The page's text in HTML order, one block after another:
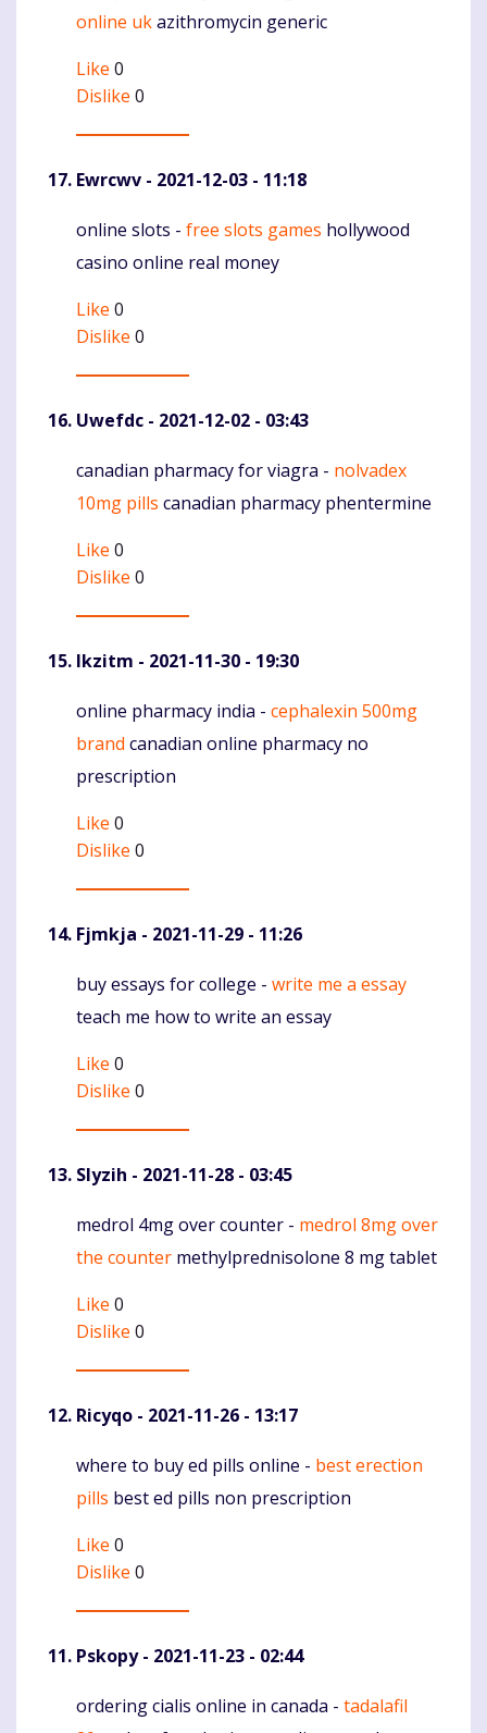
online ukazithromycin generic
Like 0
Dislike 0
Ewrcwv - 2021-12-03 - 11:18
Komentaras
online slots - free slots games hollywood
casino online real money
Like 0
Dislike 0
Uwefdc - 2021-12-02 - 03:43
Komentaras
canadian pharmacy for viagra - nolvadex
10mg pills canadian pharmacy phentermine
Like 0
Dislike 0
Ikzitm - 2021-11-30 - 19:30
Komentaras
online pharmacy india - cephalexin 500mg
brand canadian online pharmacy no
prescription
Like 0
Dislike 0
Fjmkja - 2021-11-29 - 11:26
Komentaras
buy essays for college - write me a essay
teach me how to write an essay
Like 0
Dislike 0
Slyzih - 2021-11-28 - 03:45
Komentaras
medrol 4mg over counter - medrol 8mg over
the counter methylprednisolone 8 mg tablet
Like 0
Dislike 0
Ricyqo - 2021-11-26 - 13:17
Komentaras
where to buy ed pills online - best erection
pills best ed pills non prescription
Like 0
Dislike 0
Pskopy- 2021-11-23 - 02:44
Komentaras
ordering cialis online in canada - tadalafil